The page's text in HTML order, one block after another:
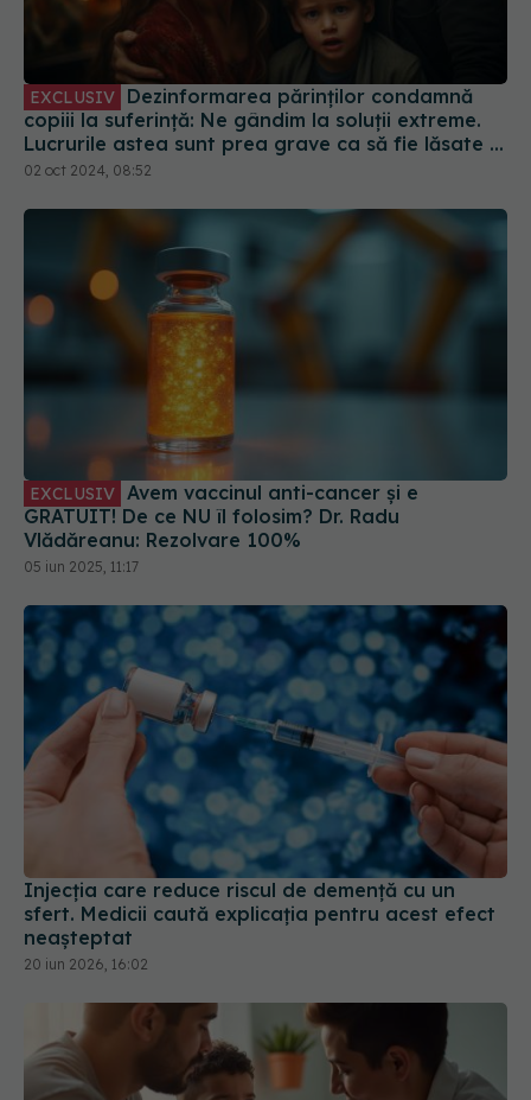
EXCLUSIV
copiii la suferință: Ne gândim la soluții extreme.
Lucrurile astea sunt prea grave ca să fie lăsate la
decizia unor părinți care trăiesc într-o lume
02 oct 2024, 08:52
EXCLUSIV
GRATUIT! De ce NU îl folosim? Dr. Radu
Vlădăreanu: Rezolvare 100%
05 iun 2025, 11:17
Injecția care reduce riscul de demență cu un
sfert. Medicii caută explicația pentru acest efect
neașteptat
20 iun 2026, 16:02